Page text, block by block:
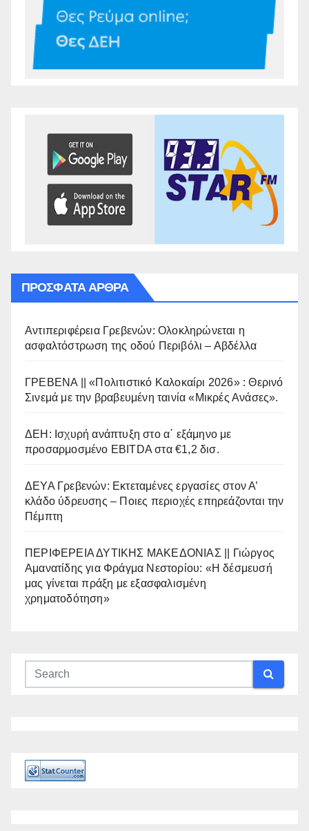
ΠΡΌΣΦΑΤΑ ΆΡΘΡΑ
Αντιπεριφέρεια Γρεβενών: Ολοκληρώνεται η
ασφαλτόστρωση της οδού Περιβόλι – Αβδέλλα
ΓΡΕΒΕΝΑ || «Πολιτιστικό Καλοκαίρι 2026» : Θερινό
Σινεμά με την βραβευμένη ταινία «Μικρές Ανάσες».
ΔΕΗ: Ισχυρή ανάπτυξη στο α΄ εξάμηνο με
προσαρμοσμένο EBITDA στα €1,2 δισ.
ΔΕΥΑ Γρεβενών: Εκτεταμένες εργασίες στον Α’
κλάδο ύδρευσης – Ποιες περιοχές επηρεάζονται την
Πέμπτη
ΠΕΡΙΦΕΡΕΙΑ ΔΥΤΙΚΗΣ ΜΑΚΕΔΟΝΙΑΣ || Γιώργος
Αμανατίδης για Φράγμα Νεστορίου: «Η δέσμευσή
μας γίνεται πράξη με εξασφαλισμένη
χρηματοδότηση»